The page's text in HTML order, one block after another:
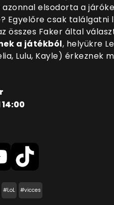
elsodorta a
Egyelőre csak találgatni
összes Faker által
a játékból, helyükre
Lulu, Kayle) érkeznek
#LoL #vicces